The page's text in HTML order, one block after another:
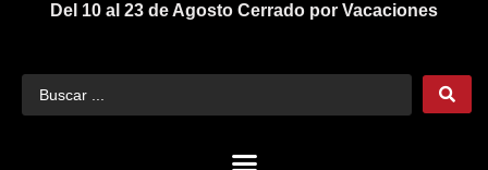
Del 10 al 23 de Agosto Cerrado por Vacaciones